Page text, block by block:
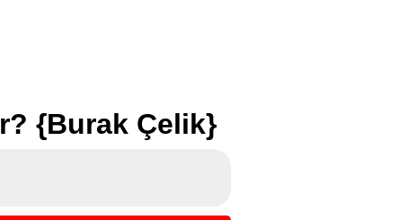
{Burak Çelik}